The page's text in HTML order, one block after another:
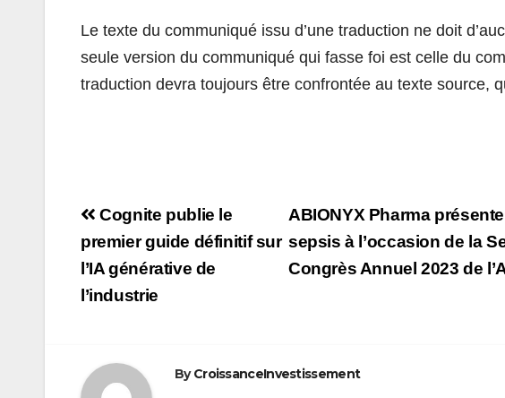
Le texte du communiqué issu d’une traduction ne doit
seule version du communiqué qui fasse foi est celle du
traduction devra toujours être confrontée au texte source,
Navigation
de
l’article
ABIONYX Pharma
sepsis à l’occasion de la
Congrès Annuel 2023 de
Cognite publie le
premier guide définitif sur
l’IA générative de
l’industrie
ByCroissanceInvestissement